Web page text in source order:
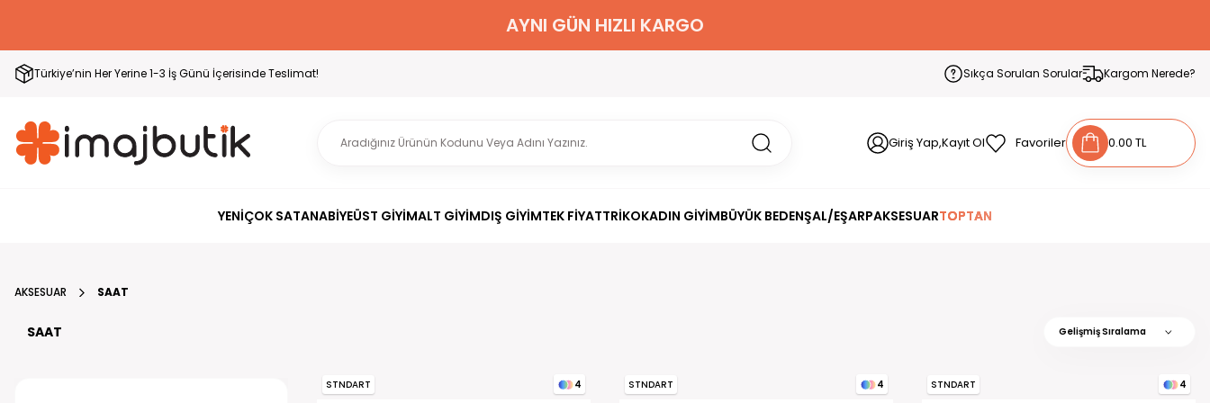
2000 TL ÜZERİ KARGO BEDAVA
Türkiye’nin Her Yerine 1-3 İş Günü İçerisinde Teslimat! Sıkça Sorulan Sorular Kargom Nerede?
Giriş Yap,Kayıt Ol Favoriler 0.00 TL
YENİÇOK SATANABİYEÜST GİYİMALT GİYİMDIŞ GİYİMTEK FİYATTRİKOKADIN GİYİMBÜYÜK BEDENŞAL/EŞARPAKSESUARTOPTAN
AKSESUAR SAAT
SAAT
STNDART 4 STNDART 4 STNDART 4